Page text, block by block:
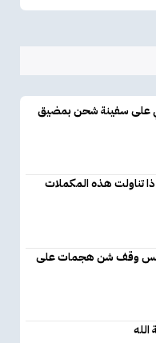
على سفينة شحن بمضيق
تناولت هذه المكملات
وقف شن هجمات على